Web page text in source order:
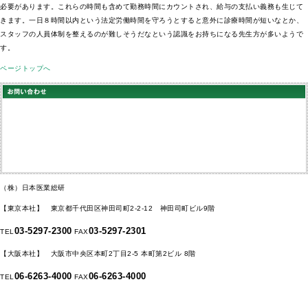
必要があります。これらの時間も含めて勤務時間にカウントされ、給与の支払い義務も生じて
きます。一日８時間以内という法定労働時間を守ろうとすると意外に診療時間が短いなとか、
スタッフの人員体制を整えるのが難しそうだなという認識をお持ちになる先生方が多いようで
す。
ページトップへ
（株）日本医業総研
【東京本社】 東京都千代田区神田司町2-2-12 神田司町ビル9階
TEL 03-5297-2300 FAX03-5297-2301
【大阪本社】 大阪市中央区本町2丁目2-5 本町第2ビル 8階
TEL 06-6263-4000 FAX06-6263-4000